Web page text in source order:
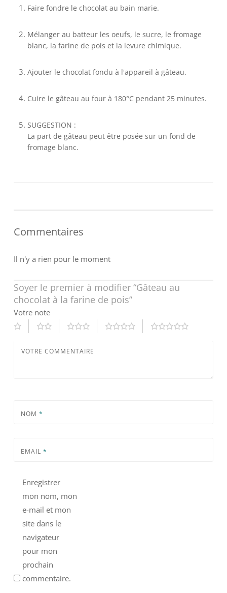
Faire fondre le chocolat au bain marie.
Mélanger au batteur les oeufs, le sucre, le fromage
blanc, la farine de pois et la levure chimique.
Ajouter le chocolat fondu à l'appareil à gâteau.
Cuire le gâteau au four à 180°C pendant 25 minutes.
SUGGESTION :
La part de gâteau peut être posée sur un fond de
fromage blanc.
Commentaires
Il n'y a rien pour le moment
Soyer le premier à modifier “Gâteau au
chocolat à la farine de pois”
Votre note
VOTRE COMMENTAIRE
NOM *
EMAIL *
Enregistrer
mon nom, mon
e-mail et mon
site dans le
navigateur
pour mon
prochain
commentaire.